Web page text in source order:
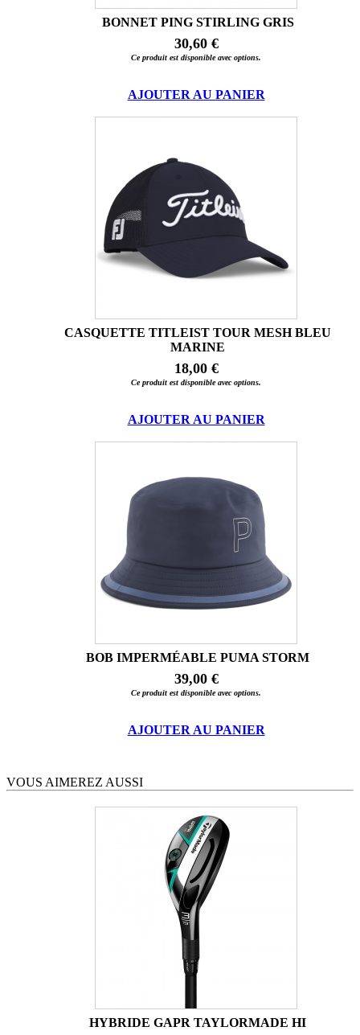
BONNET PING STIRLING GRIS
30,60 €
Ce produit est disponible avec options.
AJOUTER AU PANIER
CASQUETTE TITLEIST TOUR MESH BLEU
MARINE
18,00 €
Ce produit est disponible avec options.
AJOUTER AU PANIER
BOB IMPERMÉABLE PUMA STORM
39,00 €
Ce produit est disponible avec options.
AJOUTER AU PANIER
VOUS AIMEREZ AUSSI
HYBRIDE GAPR TAYLORMADE HI